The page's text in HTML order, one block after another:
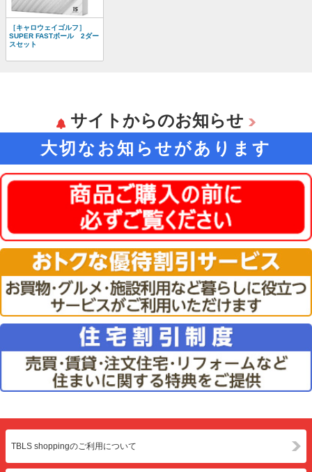
［キャロウェイゴルフ］
SUPER FASTボール 2ダー
スセット
サイトからのお知らせ
大切なお知らせがあります
TBLS shoppingのご利用について